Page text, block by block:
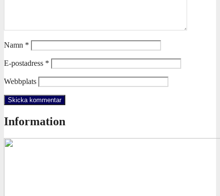
Namn *
E-postadress *
Webbplats
Information